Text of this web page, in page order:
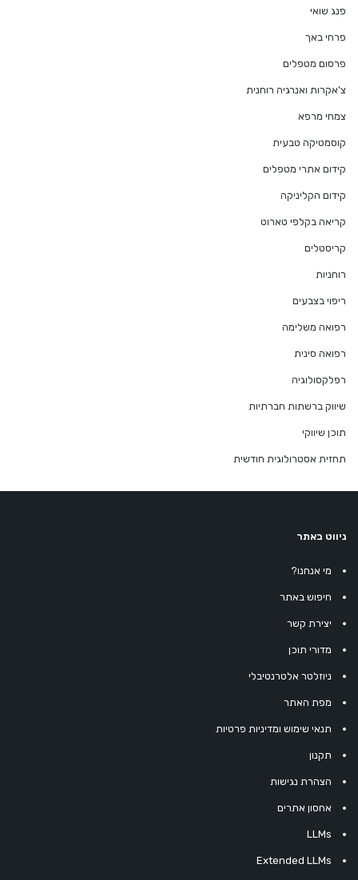
פנג שואי
פרחי באך
פרסום מטפלים
צ'אקרות ואנרגיה רוחנית
צמחי מרפא
קוסמטיקה טבעית
קידום אתרי מטפלים
קידום הקליניקה
קריאה בקלפי טארוט
קריסטלים
רוחניות
ריפוי בצבעים
רפואה משלימה
רפואה סינית
רפלקסולוגיה
שיווק ברשתות חברתיות
תוכן שיווקי
תחזית אסטרולוגית חודשית
ניווט באתר
מי אנחנו?
חיפוש באתר
יצירת קשר
מדורי תוכן
ניוזלטר אלטרנטיבלי
מפת האתר
תנאי שימוש ומדיניות פרטיות
תקנון
הצהרת נגישות
אחסון אתרים
LLMs
Extended LLMs